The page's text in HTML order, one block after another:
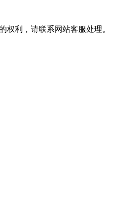
利，请联系网站客服处理。